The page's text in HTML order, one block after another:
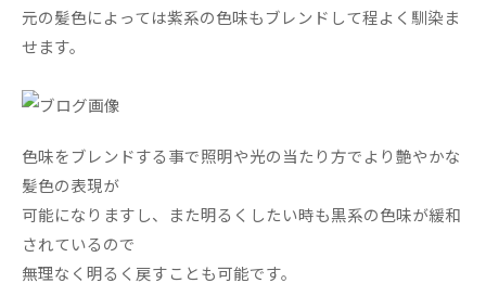
元の髪色によっては紫系の色味もブレンドして程よく馴染ま
せます。
色味をブレンドする事で照明や光の当たり方でより艶やかな
髪色の表現が
可能になりますし、また明るくしたい時も黒系の色味が緩和
されているので
無理なく明るく戻すことも可能です。